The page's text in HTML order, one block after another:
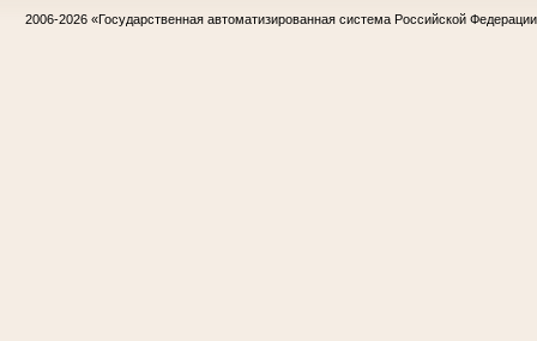
2006-2026 «Государственная автоматизированная система Российской